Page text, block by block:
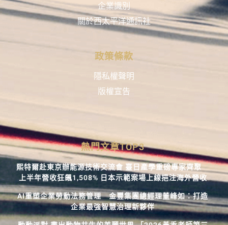
企業識別
關於西太平洋通訊社
政策條款
隱私權聲明
版權宣告
熱門文章TOP3
熙特爾赴東京辦能源技術交流會 臺日產學重磅專家齊聚
上半年營收狂飆1,508% 日本示範案場上線挹注海外營收
AI重塑企業勞動法務管理 金豐集團總經理董峰如：打造
企業最強智慧治理新夥伴